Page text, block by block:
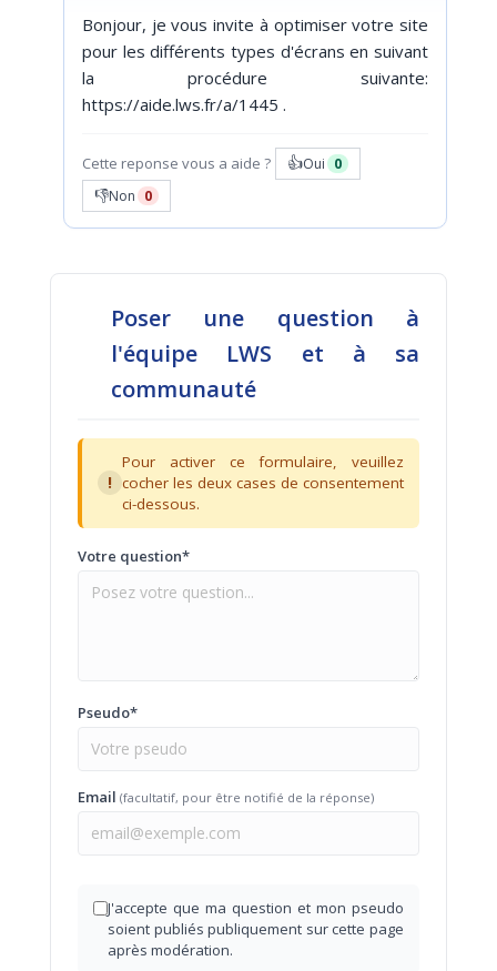
Bonjour, je vous invite à optimiser votre site
pour les différents types d'écrans en suivant
la procédure suivante:
https://aide.lws.fr/a/1445 .
Cette reponse vous a aide ? 👍Oui 0
👎Non 0
Poser une question à
l'équipe LWS et à sa
communauté
!
Pour activer ce formulaire, veuillez
cocher les deux cases de consentement
ci-dessous.
Votre question*
Pseudo*
Email (facultatif, pour être notifié de la réponse)
J'accepte que ma question et mon pseudo
soient publiés publiquement sur cette page
après modération.